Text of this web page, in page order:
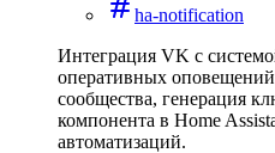
ha-notification
Интеграция VK с
оперативных
сообщества, генерация
компонента в Home
автоматизаций.